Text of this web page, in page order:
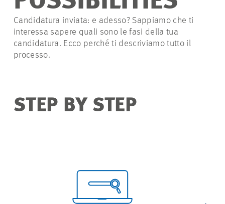
OPPORTUNITÀ DI LAVORO
Candidatura inviata: e adesso? Sappiamo che ti
interessa sapere quali sono le fasi della tua
candidatura. Ecco perché ti descriviamo tutto il
processo.
STEP BY STEP